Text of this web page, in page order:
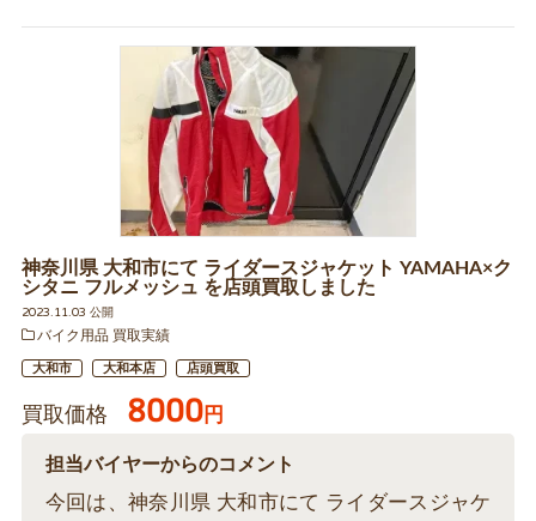
神奈川県 大和市にて ライダースジャケット YAMAHA×ク
シタニ フルメッシュ を店頭買取しました
2023.11.03 公開
バイク用品 買取実績
大和市 大和本店 店頭買取
買取価格 8000円
担当バイヤーからのコメント
今回は、神奈川県 大和市にて ライダースジャケ